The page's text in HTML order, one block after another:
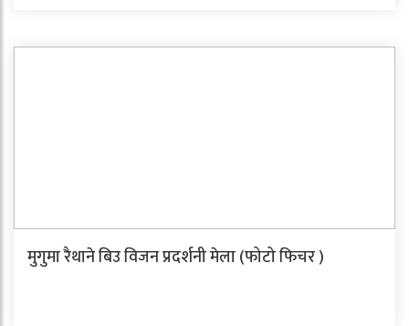
मुगुमा रैथाने बिउ विजन प्रदर्शनी मेला (फोटो फिचर )